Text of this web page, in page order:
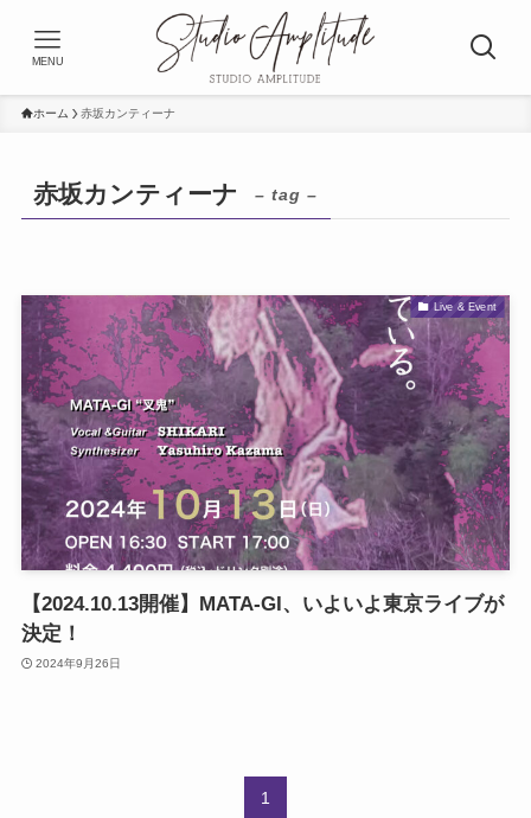
MENU
ホーム 赤坂カンティーナ
赤坂カンティーナ – tag –
Live & Event
【2024.10.13開催】MATA-GI、いよいよ東京ライブが
決定！
2024年9月26日
1